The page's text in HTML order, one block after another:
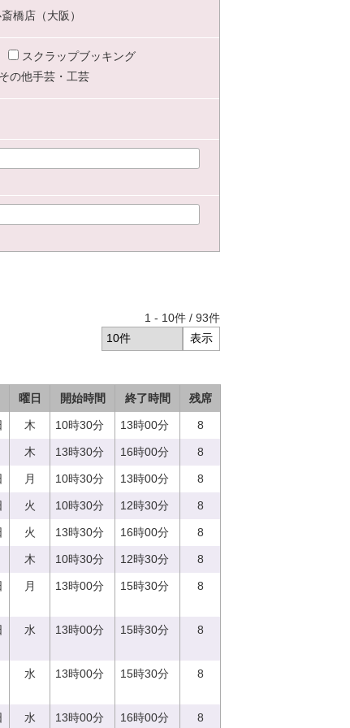
橋店（大阪）
スクラップブッキング
その他手芸・工芸
1 - 10件 / 93件
曜日 開始時間 終了時間 残席
木 10時30分 13時00分 8
木 13時30分 16時00分 8
月 10時30分 13時00分 8
火 10時30分 12時30分 8
火 13時30分 16時00分 8
木 10時30分 12時30分 8
月 13時00分 15時30分 8
水 13時00分 15時30分 8
水 13時00分 15時30分 8
水 13時00分 16時00分 8